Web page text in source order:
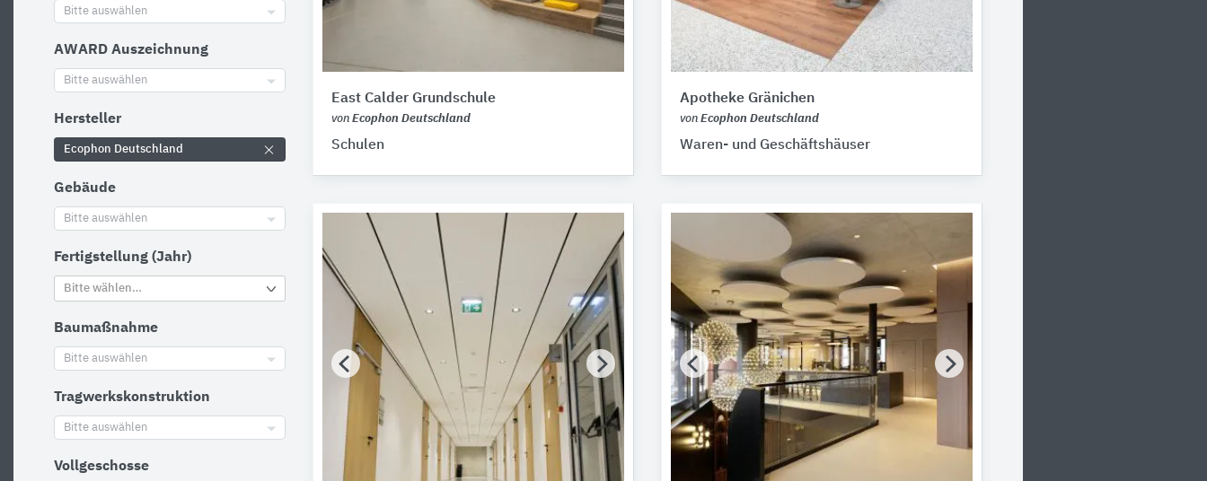
Bitte auswählen
AWARD Auszeichnung
Bitte auswählen
Hersteller
Ecophon Deutschland
Gebäude
Bitte auswählen
Fertigstellung (Jahr)
Bitte wählen…
Baumaßnahme
Bitte auswählen
Tragwerkskonstruktion
Bitte auswählen
Vollgeschosse
East Calder Grundschule
von Ecophon Deutschland
Schulen
Apotheke Gränichen
von Ecophon Deutschland
Waren- und Geschäftshäuser